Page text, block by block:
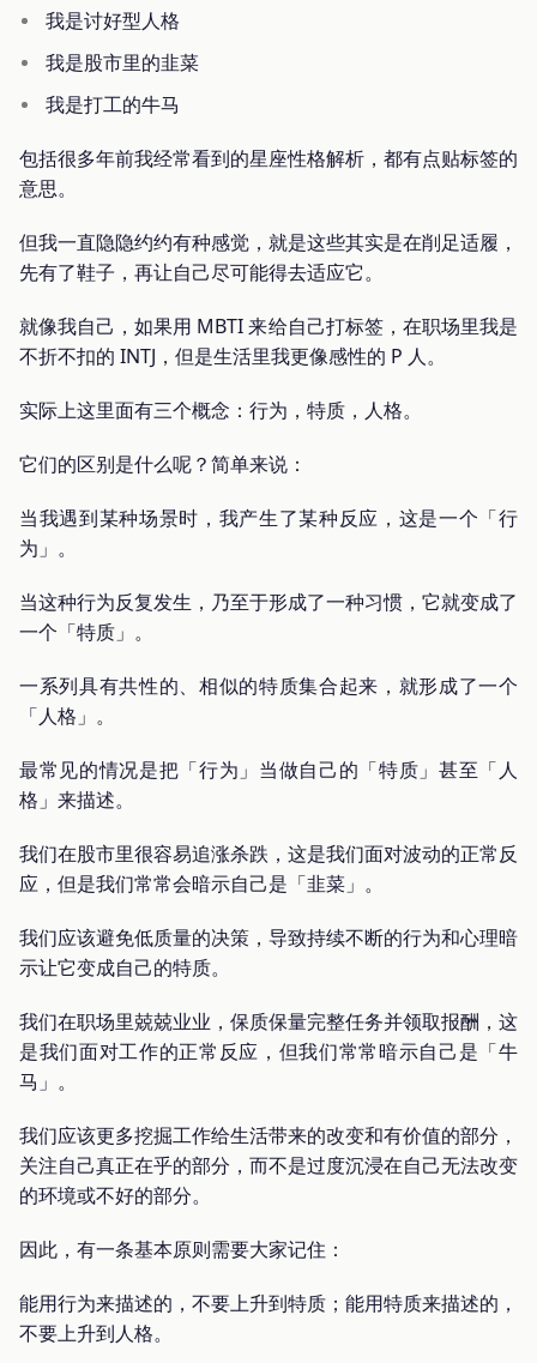
我是讨好型人格
我是股市里的韭菜
我是打工的牛马
包括很多年前我经常看到的星座性格解析，都有点贴标签的
意思。
但我一直隐隐约约有种感觉，就是这些其实是在削足适履，
先有了鞋子，再让自己尽可能得去适应它。
就像我自己，如果用 MBTI 来给自己打标签，在职场里我是
不折不扣的 INTJ，但是生活里我更像感性的 P 人。
实际上这里面有三个概念：行为，特质，人格。
它们的区别是什么呢？简单来说：
当我遇到某种场景时，我产生了某种反应，这是一个「行
为」。
当这种行为反复发生，乃至于形成了一种习惯，它就变成了
一个「特质」。
一系列具有共性的、相似的特质集合起来，就形成了一个
「人格」。
最常见的情况是把「行为」当做自己的「特质」甚至「人
格」来描述。
我们在股市里很容易追涨杀跌，这是我们面对波动的正常反
应，但是我们常常会暗示自己是「韭菜」。
我们应该避免低质量的决策，导致持续不断的行为和心理暗
示让它变成自己的特质。
我们在职场里兢兢业业，保质保量完整任务并领取报酬，这
是我们面对工作的正常反应，但我们常常暗示自己是「牛
马」。
我们应该更多挖掘工作给生活带来的改变和有价值的部分，
关注自己真正在乎的部分，而不是过度沉浸在自己无法改变
的环境或不好的部分。
因此，有一条基本原则需要大家记住：
能用行为来描述的，不要上升到特质；能用特质来描述的，
不要上升到人格。